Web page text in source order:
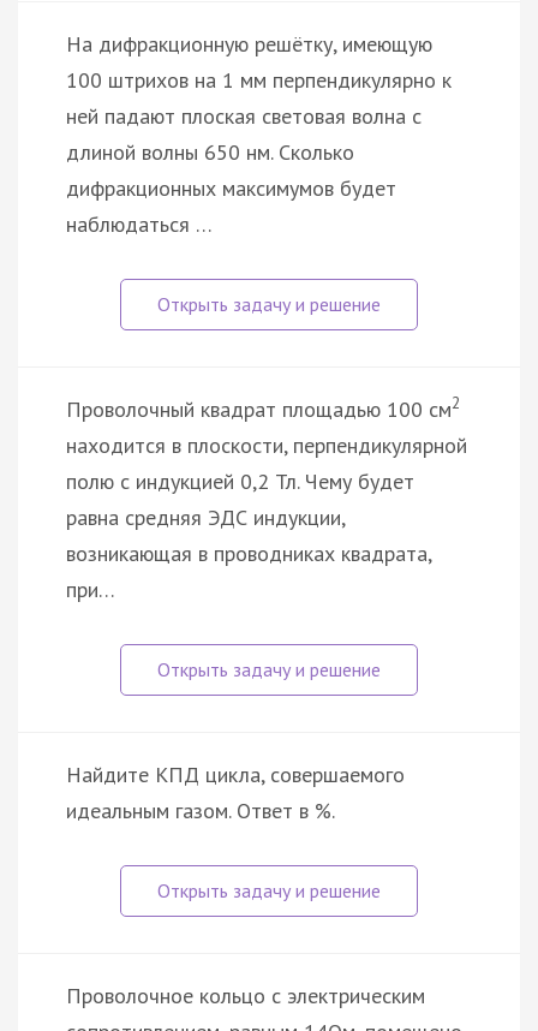
На дифракционную решётку, имеющую
100 штрихов на 1 мм перпендикулярно к
ней падают плоская световая волна с
длиной волны 650 нм. Сколько
дифракционных максимумов будет
наблюдаться …
Проволочный квадрат площадью 100 см2
находится в плоскости, перпендикулярной
полю с индукцией 0,2 Тл. Чему будет
равна средняя ЭДС индукции,
возникающая в проводниках квадрата,
при…
Найдите КПД цикла, совершаемого
идеальным газом. Ответ в %.
Проволочное кольцо с электрическим